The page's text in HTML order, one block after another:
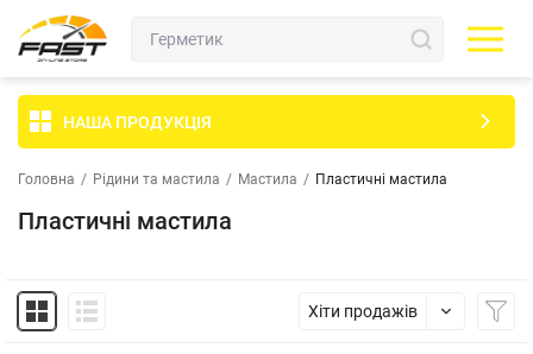
НАША ПРОДУКЦІЯ
Головна / Рідини та мастила / Мастила / Пластичні мастила
Пластичні мастила
Хіти продажів